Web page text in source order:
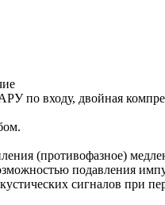
по входу, двойная
(противофазное)
подавления
сигналов при